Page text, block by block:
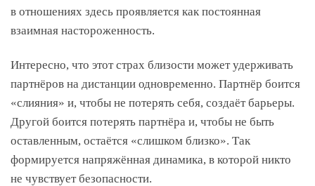
в отношениях здесь проявляется как постоянная
взаимная настороженность.
Интересно, что этот страх близости может удерживать
партнёров на дистанции одновременно. Партнёр боится
«слияния» и, чтобы не потерять себя, создаёт барьеры.
Другой боится потерять партнёра и, чтобы не быть
оставленным, остаётся «слишком близко». Так
формируется напряжённая динамика, в которой никто
не чувствует безопасности.